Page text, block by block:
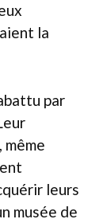
la
par
même
leurs
musée de